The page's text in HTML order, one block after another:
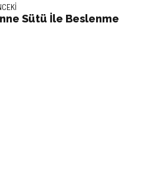
Sütü İle Beslenme